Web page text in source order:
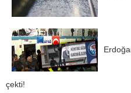
çekti!